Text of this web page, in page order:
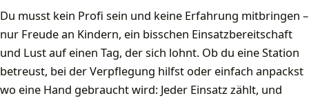
Du musst kein Profi sein und keine Erfahrung mitbringen –
nur Freude an Kindern, ein bisschen Einsatzbereitschaft
und Lust auf einen Tag, der sich lohnt. Ob du eine Station
betreust, bei der Verpflegung hilfst oder einfach anpackst
wo eine Hand gebraucht wird: Jeder Einsatz zählt, und